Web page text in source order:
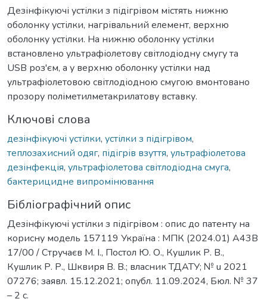
Дезінфікуючі устілки з підігрівом містять нижню
оболонку устілки, нагрівальний елемент, верхню
оболонку устілки. На нижню оболонку устілки
встановлено ультрафіолетову світлодіодну смугу та
USB роз'єм, а у верхню оболонку устілки над
ультрафіолетовою світлодіодною смугою вмонтовано
прозору поліметилметакрилатову вставку.
Ключові слова
дезінфікуючі устілки, устілки з підігрівом,
теплозахисний одяг, підігрів взуття, ультрафіолетова
дезінфекція, ультрафіолетова світлодіодна смуга,
бактерицидне випромінювання
Бібліографічний опис
Дезінфікуючі устілки з підігрівом : опис до патенту на
корисну модель 157119 Україна : МПК (2024.01) A43B
17/00 / Стручаєв М. І., Постол Ю. О., Кушлик Р. В.,
Кушлик Р. Р., Шквиря В. В.; власник ТДАТУ; № u 2021
07276; заявл. 15.12.2021; опубл. 11.09.2024, Бюл. № 37
– 2 с.